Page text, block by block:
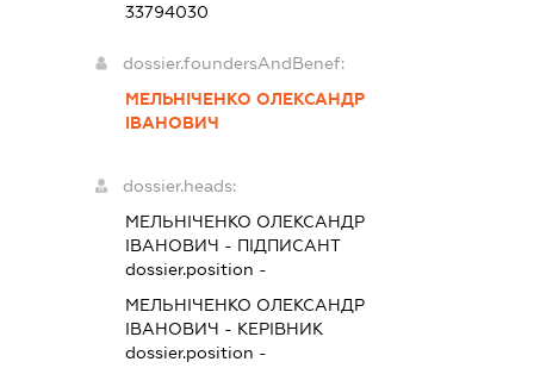
33794030
dossier.foundersAndBenef:
МЕЛЬНІЧЕНКО ОЛЕКСАНДР
ІВАНОВИЧ
dossier.heads:
МЕЛЬНІЧЕНКО ОЛЕКСАНДР
ІВАНОВИЧ - ПІДПИСАНТ
dossier.position -
МЕЛЬНІЧЕНКО ОЛЕКСАНДР
ІВАНОВИЧ - КЕРІВНИК
dossier.position -